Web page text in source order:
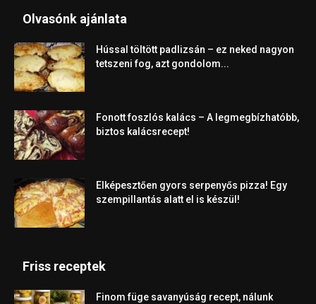
Olvasónk ajánlata
Hússal töltött padlizsán – ez neked nagyon
tetszeni fog, azt gondolom...
Fonott foszlós kalács – A legmegbízhatóbb,
biztos kalácsrecept!
Elképesztően gyors serpenyős pizza! Egy
szempillantás alatt el is készül!
Friss receptek
Finom füge savanyúság recept, nálunk